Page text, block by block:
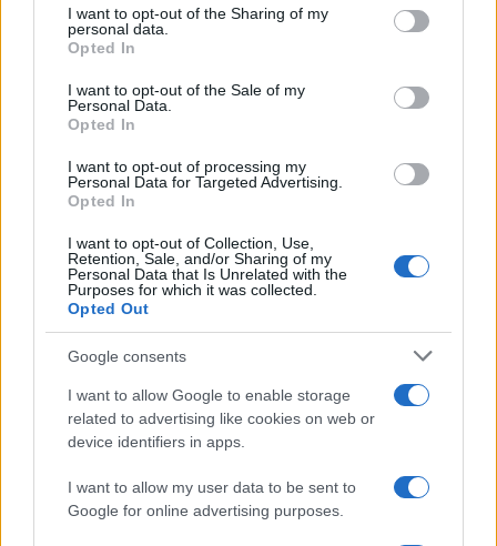
not limited to your visit or usage behaviour. You may click to
grant or deny consent to Google and its third-party tags to
use your data for below specified purposes in below Google
consent section.
I want to opt-out of the Sharing of my
personal data.
Opted In
I want to opt-out of the Sale of my
Personal Data.
Opted In
I want to opt-out of processing my
Personal Data for Targeted Advertising.
Opted In
I want to opt-out of Collection, Use,
Retention, Sale, and/or Sharing of my
Personal Data that Is Unrelated with the
Purposes for which it was collected.
Opted Out
Google consents
I want to allow Google to enable storage
related to advertising like cookies on web or
device identifiers in apps.
I want to allow my user data to be sent to
Google for online advertising purposes.
Πιο δημοφιλή
Σέρρες: Βίντεο ντοκουμέντο από το
τροχαίο με νεκρούς μητέρα και γιο – Ο
οδηγός του φορτηγού κατέγραψε τη
Στα Χανιά για ολιγοήμερες διακοπές ο
Κυριάκος Μητσοτάκης με την σύζυγό του
Μαρέβα
Marfin: Η 46χρονη πήρε προθεσμία για να
απολογηθεί την Τρίτη – «Είναι αθώα,
συμμετείχε στη διαδήλωση όπως και
100.000 άτομα»
ΠΑΟΚ – Άντερλεχτ 0-1: Οι Θεσσαλονικείς
ηττήθηκαν στο τρελό ματς της Τούμπας και
θα ψάξουν την ανατροπή στο Βέλγιο
Η βαθμολογία της UEFA μετά την ήττα του
ΠΑΟΚ από την Άντερλεχτ
Πιο σχολιασμένα